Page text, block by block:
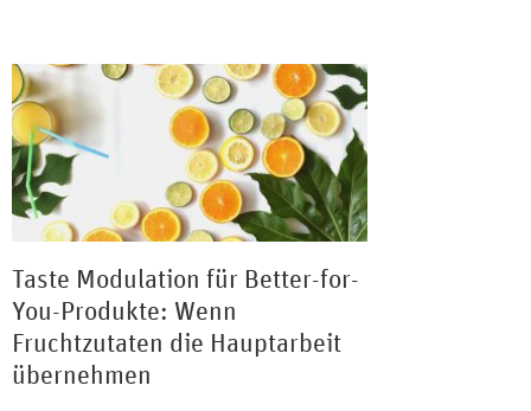
Taste Modulation für Better-for-
You-Produkte: Wenn
Fruchtzutaten die Hauptarbeit
übernehmen